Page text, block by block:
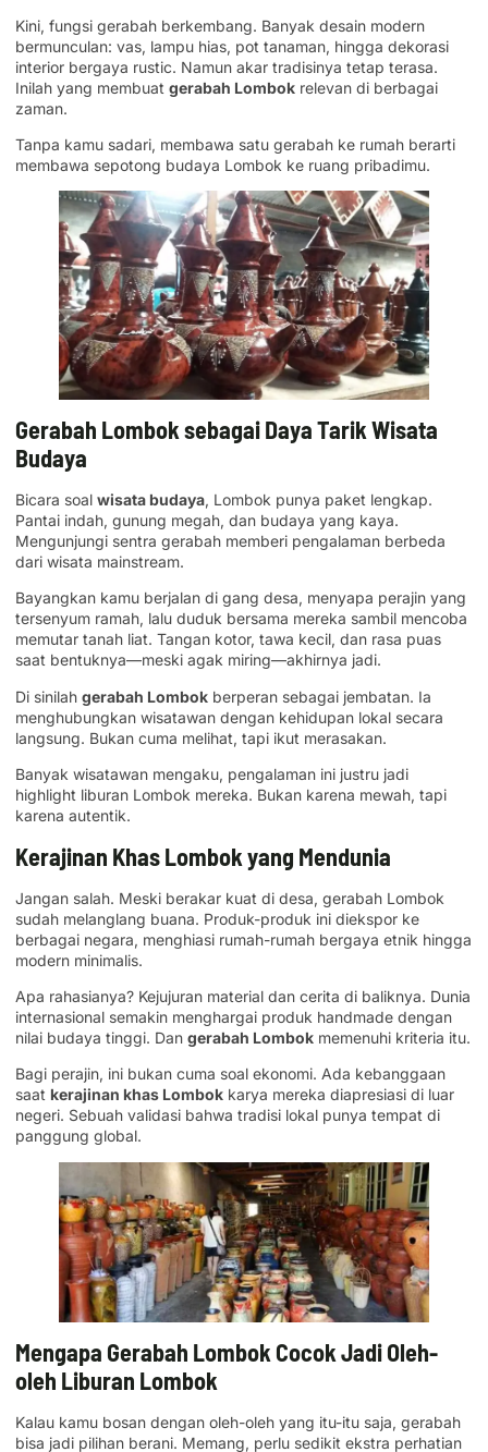
Kini, fungsi gerabah berkembang. Banyak desain modern
bermunculan: vas, lampu hias, pot tanaman, hingga dekorasi
interior bergaya rustic. Namun akar tradisinya tetap terasa.
Inilah yang membuat gerabah Lombok relevan di berbagai
zaman.
Tanpa kamu sadari, membawa satu gerabah ke rumah berarti
membawa sepotong budaya Lombok ke ruang pribadimu.
Gerabah Lombok sebagai Daya Tarik Wisata
Budaya
Bicara soal wisata budaya, Lombok punya paket lengkap.
Pantai indah, gunung megah, dan budaya yang kaya.
Mengunjungi sentra gerabah memberi pengalaman berbeda
dari wisata mainstream.
Bayangkan kamu berjalan di gang desa, menyapa perajin yang
tersenyum ramah, lalu duduk bersama mereka sambil mencoba
memutar tanah liat. Tangan kotor, tawa kecil, dan rasa puas
saat bentuknya—meski agak miring—akhirnya jadi.
Di sinilah gerabah Lombok berperan sebagai jembatan. Ia
menghubungkan wisatawan dengan kehidupan lokal secara
langsung. Bukan cuma melihat, tapi ikut merasakan.
Banyak wisatawan mengaku, pengalaman ini justru jadi
highlight liburan Lombok mereka. Bukan karena mewah, tapi
karena autentik.
Kerajinan Khas Lombok yang Mendunia
Jangan salah. Meski berakar kuat di desa, gerabah Lombok
sudah melanglang buana. Produk-produk ini diekspor ke
berbagai negara, menghiasi rumah-rumah bergaya etnik hingga
modern minimalis.
Apa rahasianya? Kejujuran material dan cerita di baliknya. Dunia
internasional semakin menghargai produk handmade dengan
nilai budaya tinggi. Dan gerabah Lombok memenuhi kriteria itu.
Bagi perajin, ini bukan cuma soal ekonomi. Ada kebanggaan
saat kerajinan khas Lombok karya mereka diapresiasi di luar
negeri. Sebuah validasi bahwa tradisi lokal punya tempat di
panggung global.
Mengapa Gerabah Lombok Cocok Jadi Oleh-
oleh Liburan Lombok
Kalau kamu bosan dengan oleh-oleh yang itu-itu saja, gerabah
bisa jadi pilihan berani. Memang, perlu sedikit ekstra perhatian